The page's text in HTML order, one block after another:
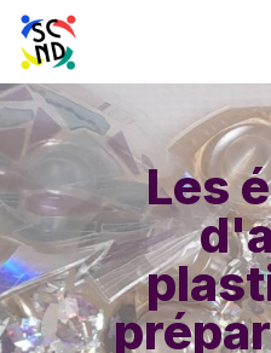
Les